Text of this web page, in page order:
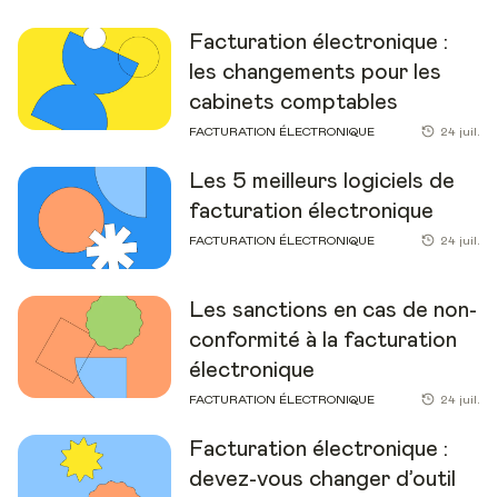
Facturation électronique :
les changements pour les
cabinets comptables
FACTURATION ÉLECTRONIQUE 24 juil.
Les 5 meilleurs logiciels de
facturation électronique
FACTURATION ÉLECTRONIQUE 24 juil.
Les sanctions en cas de non-
conformité à la facturation
électronique
FACTURATION ÉLECTRONIQUE 24 juil.
Facturation électronique :
devez-vous changer d’outil